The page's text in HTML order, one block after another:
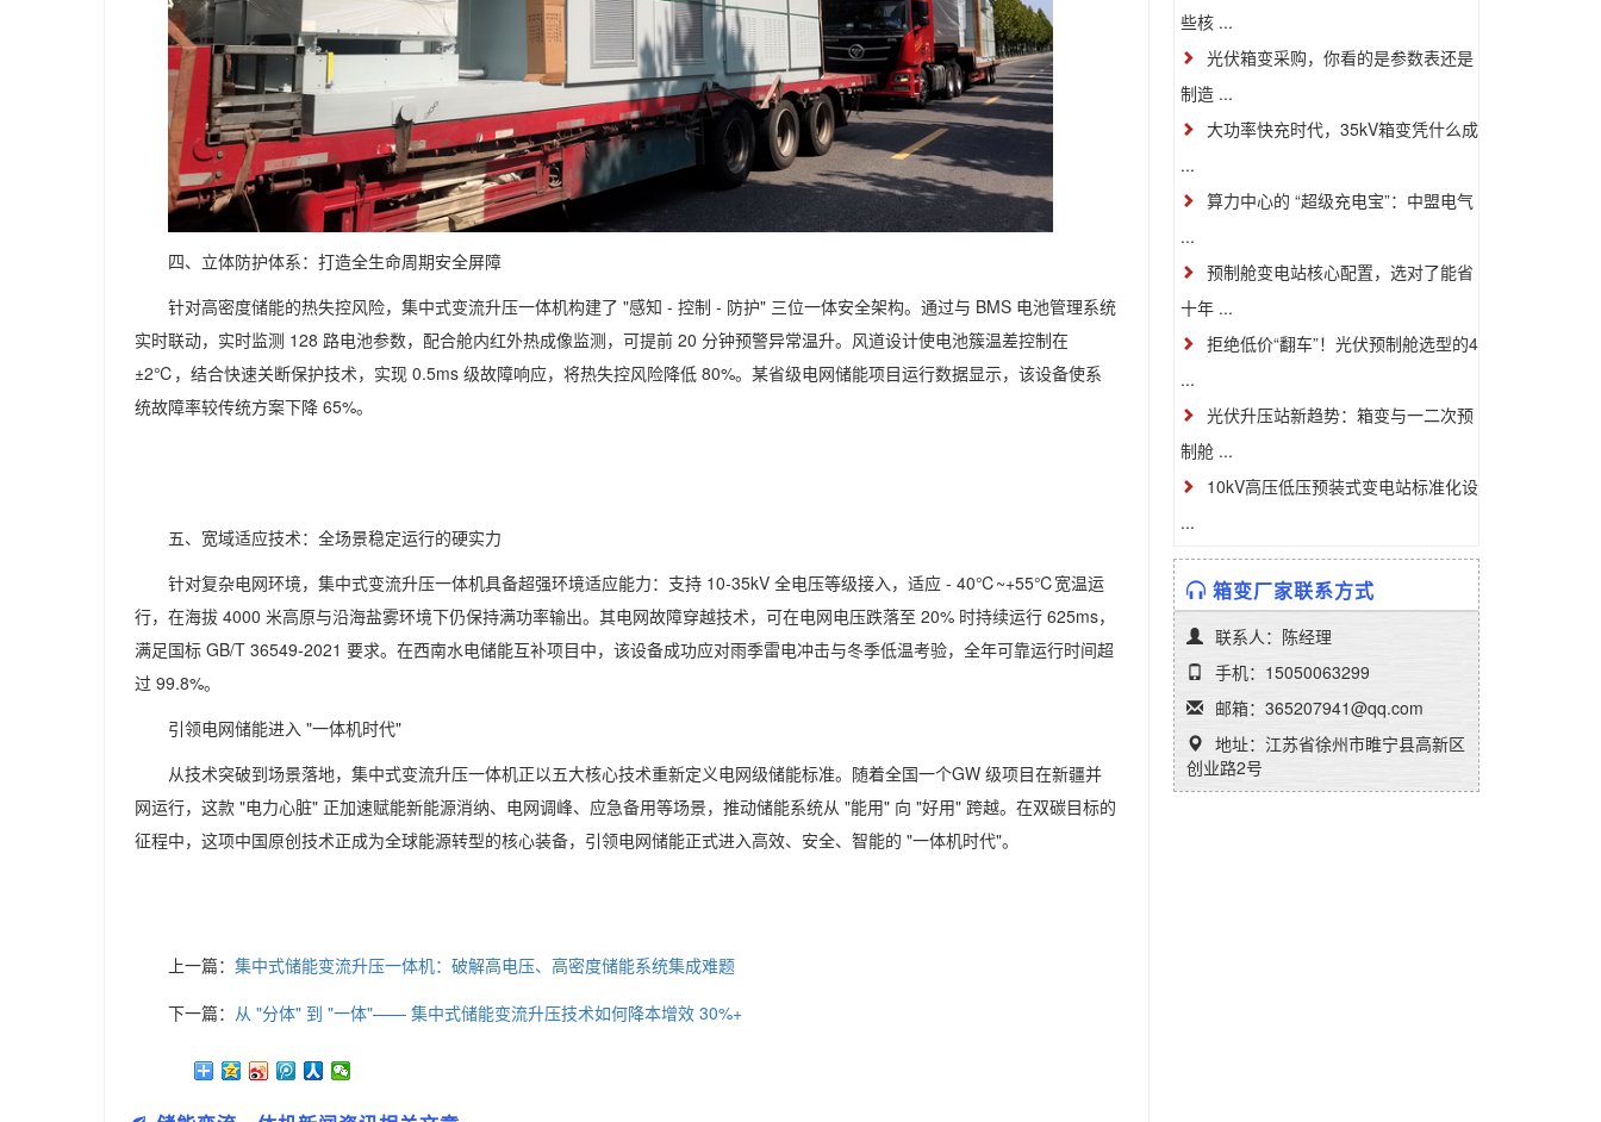
四、立体防护体系：打造全生命周期安全屏障
针对高密度储能的热失控风险，集中式变流升压一体机构建了 "感知 - 控制 - 防护" 三位一体安全架构。通过与 BMS 电池管理系统
实时联动，实时监测 128 路电池参数，配合舱内红外热成像监测，可提前 20 分钟预警异常温升。风道设计使电池簇温差控制在
±2℃，结合快速关断保护技术，实现 0.5ms 级故障响应，将热失控风险降低 80%。某省级电网储能项目运行数据显示，该设备使系
统故障率较传统方案下降 65%。
五、宽域适应技术：全场景稳定运行的硬实力
针对复杂电网环境，集中式变流升压一体机具备超强环境适应能力：支持 10-35kV 全电压等级接入，适应 - 40℃~+55℃宽温运
行，在海拔 4000 米高原与沿海盐雾环境下仍保持满功率输出。其电网故障穿越技术，可在电网电压跌落至 20% 时持续运行 625ms，
满足国标 GB/T 36549-2021 要求。在西南水电储能互补项目中，该设备成功应对雨季雷电冲击与冬季低温考验，全年可靠运行时间超
过 99.8%。
引领电网储能进入 "一体机时代"
从技术突破到场景落地，集中式变流升压一体机正以五大核心技术重新定义电网级储能标准。随着全国一个GW 级项目在新疆并
网运行，这款 "电力心脏" 正加速赋能新能源消纳、电网调峰、应急备用等场景，推动储能系统从 "能用" 向 "好用" 跨越。在双碳目标的
征程中，这项中国原创技术正成为全球能源转型的核心装备，引领电网储能正式进入高效、安全、智能的 "一体机时代"。
上一篇： 集中式储能变流升压一体机：破解高电压、高密度储能系统集成难题
下一篇： 从 "分体" 到 "一体"—— 集中式储能变流升压技术如何降本增效 30%+
些核 ...
光伏箱变采购，你看的是参数表还是
制造 ...
大功率快充时代，35kV箱变凭什么成
...
算力中心的 “超级充电宝”：中盟电气
...
预制舱变电站核心配置，选对了能省
十年 ...
拒绝低价“翻车”！光伏预制舱选型的4
...
光伏升压站新趋势：箱变与一二次预
制舱 ...
10kV高压低压预装式变电站标准化设
...
箱变厂家联系方式
联系人：陈经理
手机：15050063299
邮箱：365207941@qq.com
地址：江苏省徐州市睢宁县高新区
创业路2号